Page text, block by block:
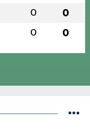
0 0
0 0